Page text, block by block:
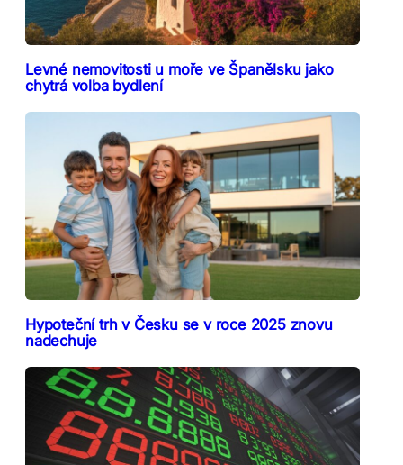
Levné nemovitosti u moře ve Španělsku jako
chytrá volba bydlení
Hypoteční trh v Česku se v roce 2025 znovu
nadechuje